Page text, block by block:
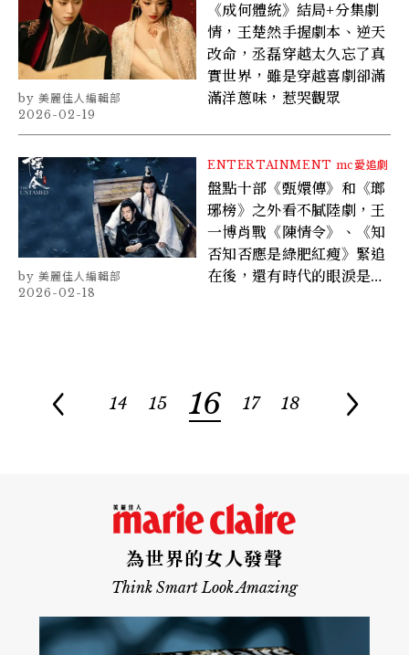
《成何體統》結局+分集劇
情，王楚然手握劇本、逆天
改命，丞磊穿越太久忘了真
實世界，雖是穿越喜劇卻滿
滿洋蔥味，惹哭觀眾
美麗佳人編輯部
2026-02-19
ENTERTAINMENT mc愛追劇
盤點十部《甄嬛傳》和《瑯
琊榜》之外看不膩陸劇，王
一博肖戰《陳情令》、《知
否知否應是綠肥紅瘦》緊追
在後，還有時代的眼淚是這
美麗佳人編輯部
2026-02-18
14 15 16 17 18
為世界的女人發聲
Think Smart Look Amazing